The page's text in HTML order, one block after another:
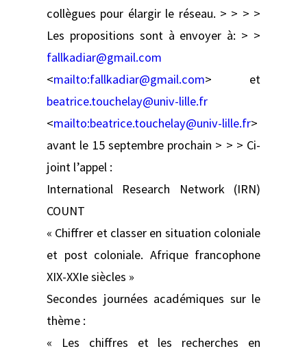
collègues pour élargir le réseau. > > > >
Les propositions sont à envoyer à: > >
fallkadiar@gmail.com
<mailto:fallkadiar@gmail.com> et
beatrice.touchelay@univ-lille.fr
<mailto:beatrice.touchelay@univ-lille.fr>
avant le 15 septembre prochain > > > Ci-
joint l’appel :
International Research Network (IRN)
COUNT
« Chiffrer et classer en situation coloniale
et post coloniale. Afrique francophone
XIX-XXIe siècles »
Secondes journées académiques sur le
thème :
« Les chiffres et les recherches en